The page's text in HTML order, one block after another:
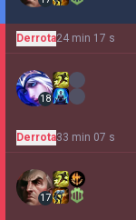
Derrota24 min 17 s
18
Derrota33 min 07 s
17